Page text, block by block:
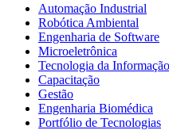
Automação Industrial
Robótica Ambiental
Engenharia de Software
Microeletrônica
Tecnologia da
Capacitação
Gestão
Engenharia Biomédica
Portfólio de Tecnologias